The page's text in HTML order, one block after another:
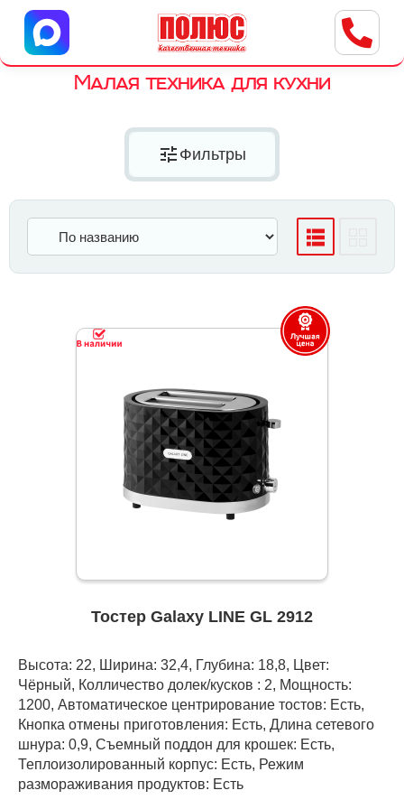
Центр бытовой техники
г. Ульяновск, ул. Пушкарева, 8a
Малая техника для кухни
tune Фильтры
Тостер Galaxy LINE GL 2912
Высота: 22, Ширина: 32,4, Глубина: 18,8, Цвет:
Чёрный, Колличество долек/кусков : 2, Мощность:
1200, Автоматическое центрирование тостов: Есть,
Кнопка отмены приготовления: Есть, Длина сетевого
шнура: 0,9, Съемный поддон для крошек: Есть,
Теплоизолированный корпус: Есть, Режим
размораживания продуктов: Есть